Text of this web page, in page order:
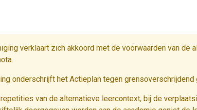
verklaart zich akkoord met de voorwaarden van
onderschrijft het Actieplan tegen
van de alternatieve leercontext, bij de